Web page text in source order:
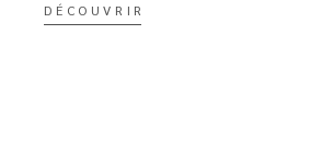
DÉCOUVRIR